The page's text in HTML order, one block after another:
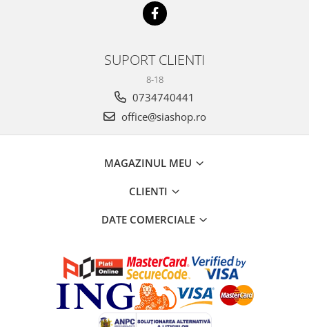
SUPORT CLIENTI
8-18
0734740441
office@siashop.ro
MAGAZINUL MEU
CLIENTI
DATE COMERCIALE